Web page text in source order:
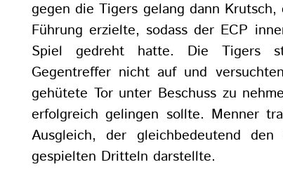
gegen die Tigers gelang dann
Führung erzielte, sodass der ECP
Spiel gedreht hatte. Die Tigers
Gegentreffer nicht auf und
gehütete Tor unter Beschuss zu
erfolgreich gelingen sollte. Menner
Ausgleich, der gleichbedeutend den
gespielten Dritteln darstellte.